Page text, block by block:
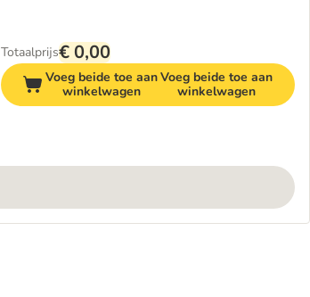
Totaalprijs€ 0,00
Voeg beide toe aan
winkelwagen
Voeg beide toe aan
winkelwagen